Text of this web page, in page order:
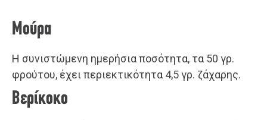
Μούρα
Η συνιστώμενη ημερήσια ποσότητα, τα 50 γρ.
φρούτου, έχει περιεκτικότητα 4,5 γρ. ζάχαρης.
Βερίκοκο